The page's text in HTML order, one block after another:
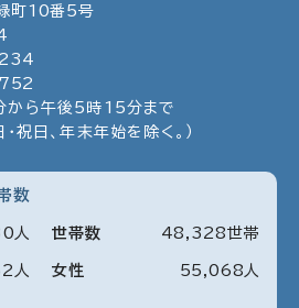
町10番5号
から午後5時15分まで
・祝日、年末年始を除く。）
数
人
人 女性 55 068 人
世帯数 48 328世帯